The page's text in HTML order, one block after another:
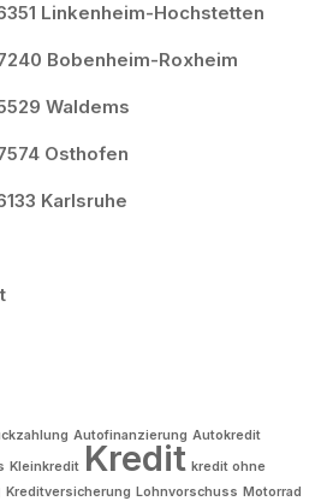
Linkenheim-Hochstetten
Bobenheim-Roxheim
Waldems
Osthofen
Karlsruhe
Autofinanzierung Autokredit
Kleinkredit Kredit kredit ohne
Kreditversicherung Lohnvorschuss Motorrad